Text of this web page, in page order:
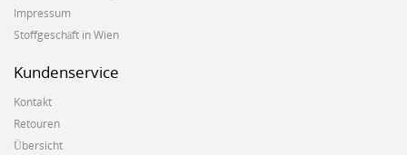
Impressum
Stoffgeschäft in Wien
Kundenservice
Kontakt
Retouren
Übersicht